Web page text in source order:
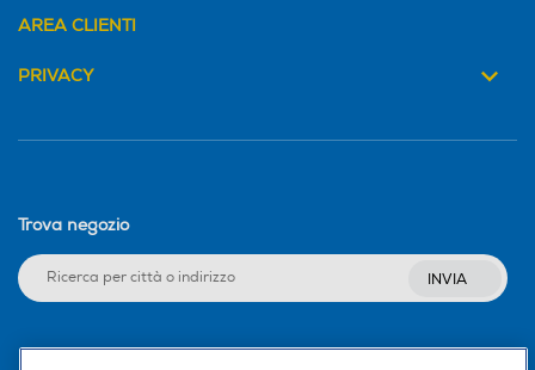
AREA CLIENTI
PRIVACY
Trova negozio
INVIA